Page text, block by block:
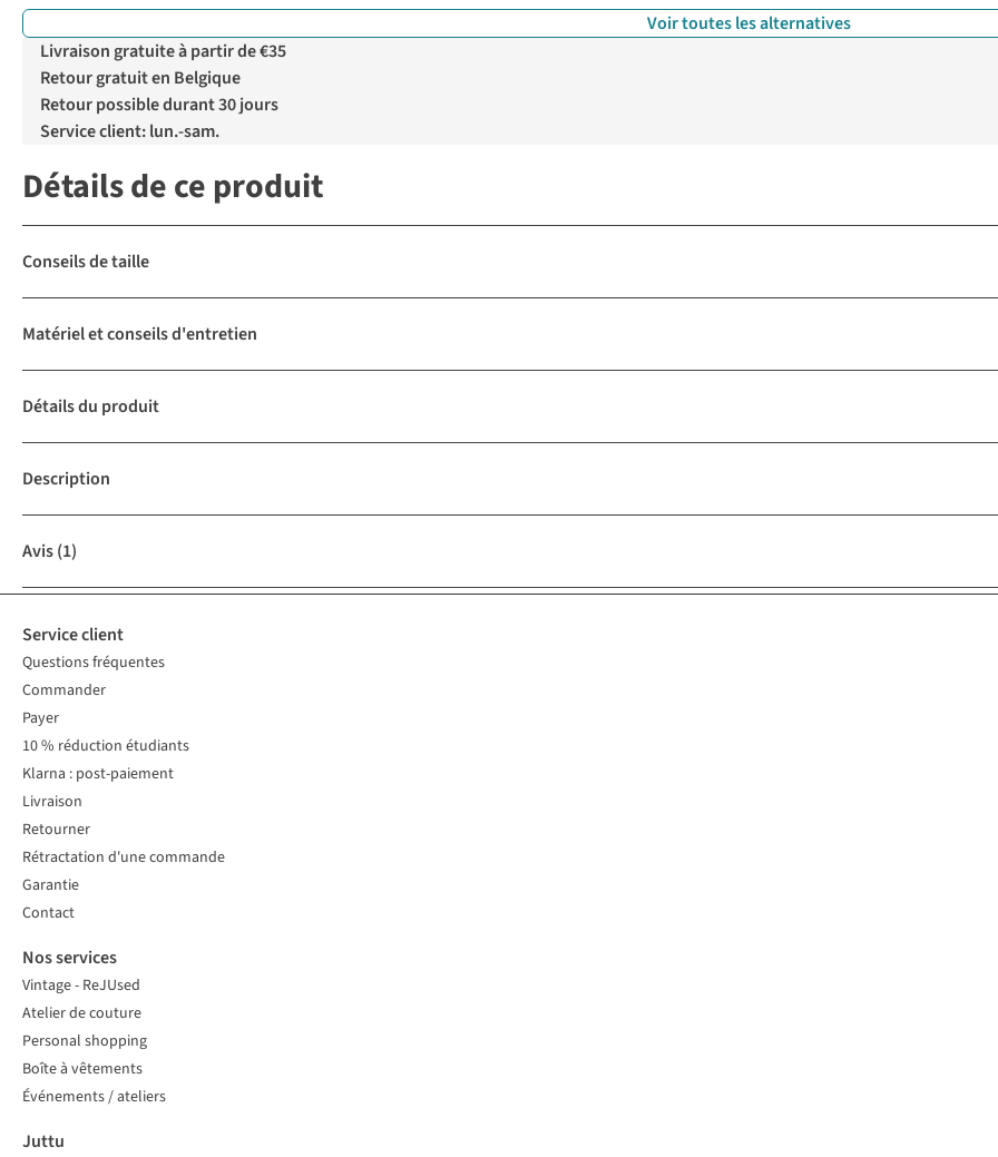
Voir toutes les alternatives
Livraison gratuite à partir de €35
Retour gratuit en Belgique
Retour possible durant 30 jours
Service client: lun.-sam.
Détails de ce produit
Conseils de taille
Matériel et conseils d'entretien
Détails du produit
Description
Avis(1)
Service client
Questions fréquentes
Commander
Payer
10 % réduction étudiants
Klarna : post-paiement
Livraison
Retourner
Rétractation d'une commande
Garantie
Contact
Nos services
Vintage - ReJUsed
Atelier de couture
Personal shopping
Boîte à vêtements
Événements / ateliers
Juttu